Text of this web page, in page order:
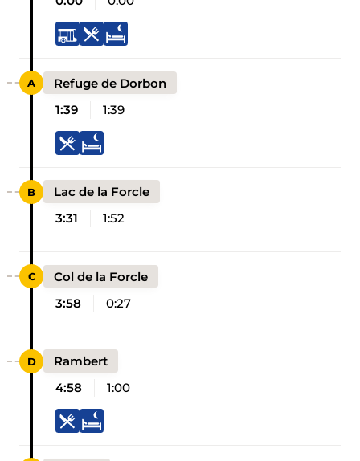
Refuge de Dorbon
1:39
1:39
Lac de la Forcle
3:31
1:52
Col de la Forcle
3:58
0:27
Rambert
4:58
1:00